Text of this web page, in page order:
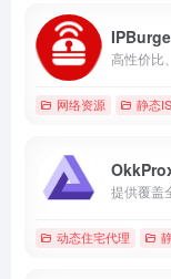
高性价比
网络资源 静态
动态住宅代理